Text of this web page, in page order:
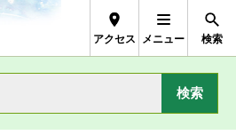
Prefecture
アクセス メニュー 検索